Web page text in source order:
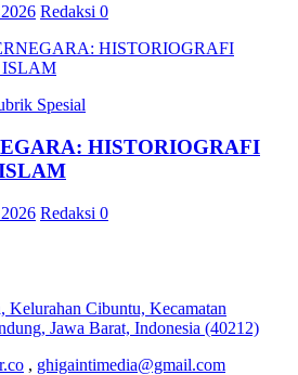
Redaksi 0
Spesial
HISTORIOGRAFI
Redaksi 0
Cibuntu, Kecamatan
Jawa Barat, Indonesia (40212)
, ghigaintimedia@gmail.com